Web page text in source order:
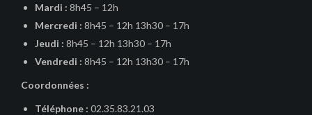
Mardi : 8h45 – 12h
Mercredi : 8h45 – 12h 13h30 – 17h
Jeudi : 8h45 – 12h 13h30 – 17h
Vendredi : 8h45 – 12h 13h30 – 17h
Coordonnées :
Téléphone : 02.35.83.21.03